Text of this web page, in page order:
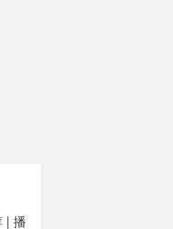
| 播